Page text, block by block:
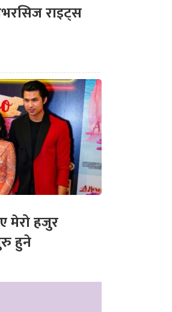
राइट्स
मेरो हजुर
हुने